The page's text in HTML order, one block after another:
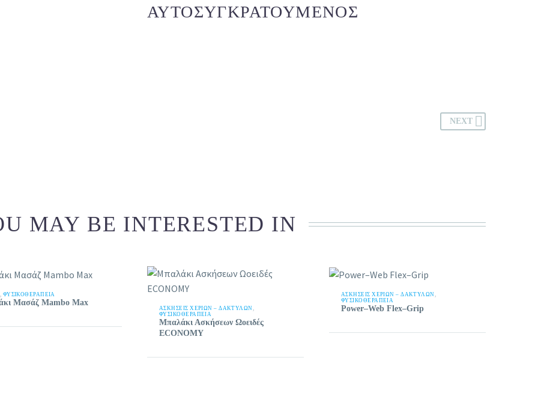
ΑΥΤΟΣΥΓΚΡΑΤΟΎΜΕΝΟΣ
NEXT
MAY BE INTERESTED IN
ΦΥΣΙΚΟΘΕΡΑΠΕΙΑ
Μασάζ Mambo Max
ΑΣΚΉΣΕΙΣ ΧΕΡΙΏΝ – ΔΑΚΤΎΛΩΝ
ΦΥΣΙΚΟΘΕΡΑΠΕΙΑ
Μπαλάκι Ασκήσεων Ωοειδές
ECONOMY
ΑΣΚΉΣΕΙΣ ΧΕΡΙΏΝ – ΔΑΚΤΎΛΩΝ
ΦΥΣΙΚΟΘΕΡΑΠΕΙΑ
Power–Web Flex–Grip